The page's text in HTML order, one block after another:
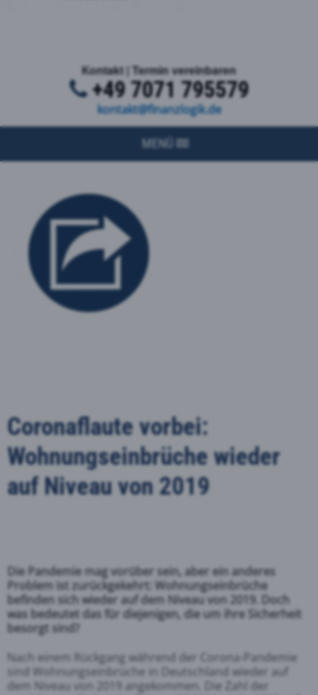
Kontakt | Termin vereinbaren
+49 7071 795579
kontakt@finanzlogik.de
MENÜ
Coronaflaute vorbei:
Wohnungseinbrüche wieder
auf Niveau von 2019
Die Pandemie mag vorüber sein, aber ein anderes
Problem ist zurückgekehrt: Wohnungseinbrüche
befinden sich wieder auf dem Niveau von 2019. Doch
was bedeutet das für diejenigen, die um ihre Sicherheit
besorgt sind?
Nach einem Rückgang während der Corona-Pandemie
sind Wohnungseinbrüche in Deutschland wieder auf
dem Niveau von 2019 angekommen. Die Zahl der